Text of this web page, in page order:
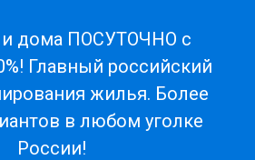
и дома ПОСУТОЧНО с
Главный российский
жилья. Более
в любом уголке
России!